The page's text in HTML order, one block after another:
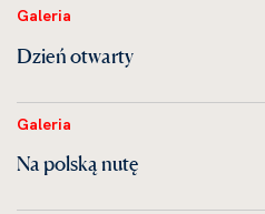
Galeria
Dzień otwarty
Galeria
Na polską nutę